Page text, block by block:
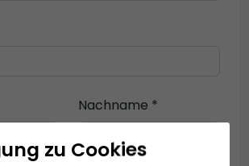
Nachname *
zu Cookies